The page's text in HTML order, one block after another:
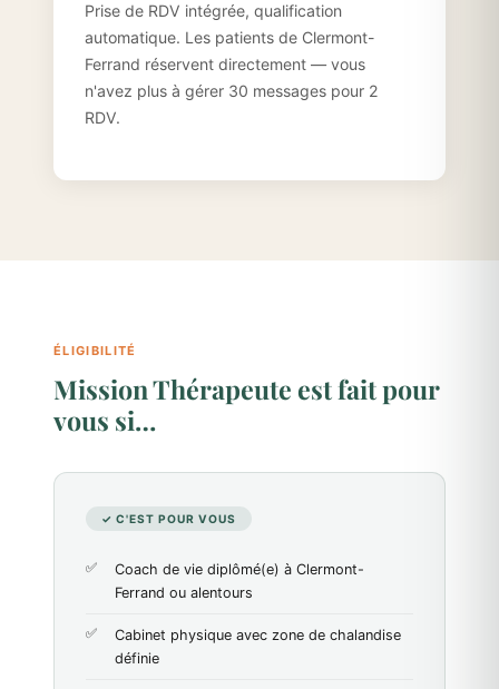
Prise de RDV intégrée, qualification
automatique. Les patients de Clermont-
Ferrand réservent directement — vous
n'avez plus à gérer 30 messages pour 2
RDV.
ÉLIGIBILITÉ
Mission Thérapeute est fait pour
vous si…
✓ C'EST POUR VOUS
Coach de vie diplômé(e) à Clermont-
Ferrand ou alentours
Cabinet physique avec zone de chalandise
définie